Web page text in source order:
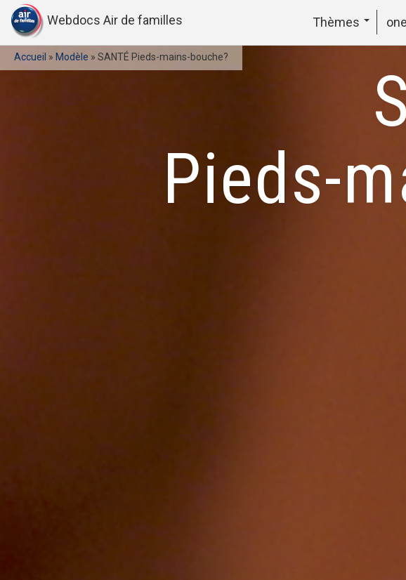
Webdocs Air de familles Thèmes
Accueil » Modèle » SANTÉ Pieds-mains-bouche?
Pieds-